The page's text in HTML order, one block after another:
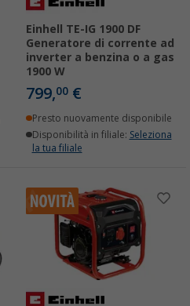
Einhell TE-IG 1900 DF
Generatore di corrente ad
inverter a benzina o a gas
1900 W
799,00 €
Presto nuovamente disponibile
Disponibilità in filiale: Seleziona
la tua filiale